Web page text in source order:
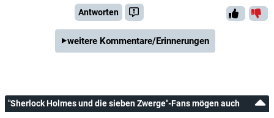
Antworten
weitere Kommentare/Erinnerungen
"Sherlock Holmes und die sieben Zwerge"-Fans mögen auch